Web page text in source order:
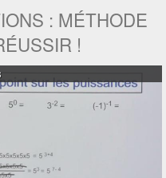
: MÉTHODE
!